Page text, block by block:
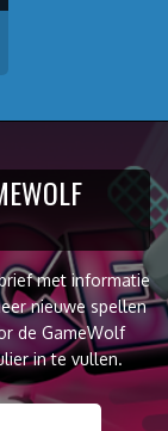
met informatie
nieuwe spellen
de GameWolf
in te vullen.